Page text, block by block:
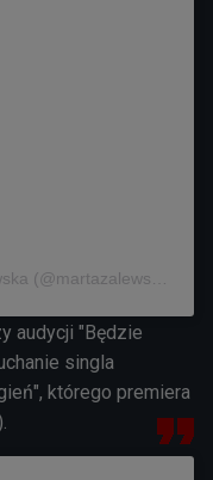
audycji "Będzie
singla
którego premiera